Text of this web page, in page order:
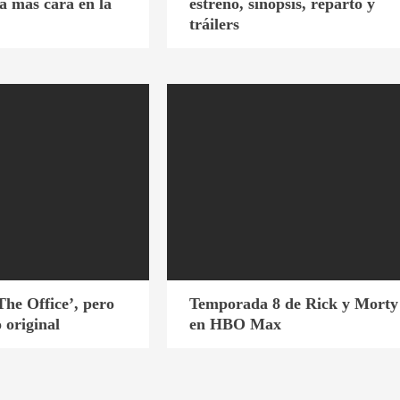
más cara en la
estreno, sinopsis, reparto y
tráilers
Office’, pero
original
Temporada 8 de Rick y Morty
en HBO Max